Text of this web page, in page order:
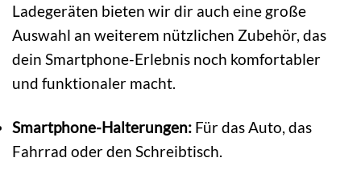
Ladegeräten bieten wir dir auch eine große
Auswahl an weiterem nützlichen Zubehör, das
dein Smartphone-Erlebnis noch komfortabler
und funktionaler macht.
Smartphone-Halterungen: Für das Auto, das
Fahrrad oder den Schreibtisch.